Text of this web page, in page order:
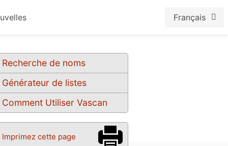
Français
Recherche de noms
Générateur de listes
Comment Utiliser Vascan
Imprimez cette page